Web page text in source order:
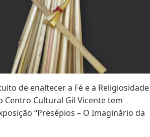
de enaltecer a Fé e a Religiosidade
Centro Cultural Gil Vicente tem
“Presépios – O Imaginário da